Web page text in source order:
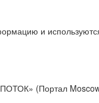
и
(Портал